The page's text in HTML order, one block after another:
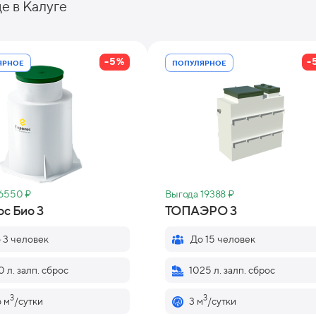
в Калуге
-5%
₽
Био 3
человек
л. залп. сброс
м3/сутки
ПОПУЛЯРНОЕ -
Выгода 19388 ₽
ТОПАЭРО 3
До 15 человек
1025 л. залп. сброс
3 м3/сутки